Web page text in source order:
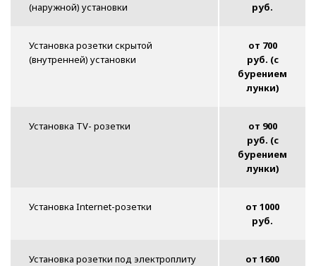
(наружной) установки
руб.
Установка розетки скрытой
(внутренней) установки
от 700
руб. (с
бурением
лунки)
Установка TV- розетки
от 900
руб. (с
бурением
лунки)
Установка Internet-розетки
от 1000
руб.
Установка розетки под электроплиту
от 1600